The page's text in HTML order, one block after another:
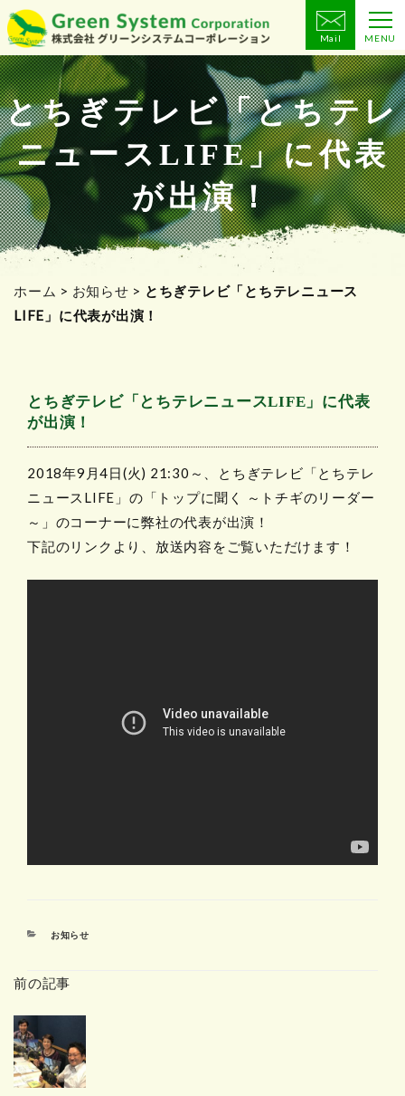
コ
ン
テ
ン
ツ
へ
ス
キ
ッ
プ
Mail MENU
とちぎテレビ「とちテレ
ニュースLIFE」に代表
が出演！
ホーム > お知らせ > とちぎテレビ「とちテレニュース
LIFE」に代表が出演！
とちぎテレビ「とちテレニュースLIFE」に代表
が出演！
2018年9月4日(火) 21:30～、とちぎテレビ「とちテレ
ニュースLIFE」の「トップに聞く ～トチギのリーダー
～」のコーナーに弊社の代表が出演！
下記のリンクより、放送内容をご覧いただけます！
カ
リ
お知らせ
前の記事